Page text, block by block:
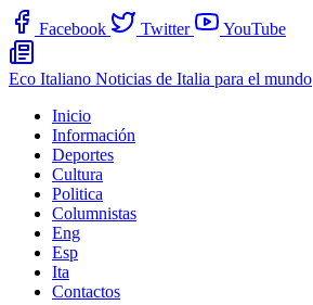
Facebook Twitter YouTube
Eco Italiano Noticias de Italia para el mundo
Inicio
Información
Deportes
Cultura
Politica
Columnistas
Eng
Esp
Ita
Contactos